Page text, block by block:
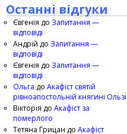
Останні відгуки
Євгенія до Запитання —
відповіді
Андрій до Запитання —
відповіді
Євгенія до Запитання —
відповіді
Ольга до Акафіст святій
рівноапостольній княгині Ользі
Вікторія до Акафіст за
померлого
Тетяна Грицан до Акафіст